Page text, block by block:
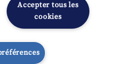
Accepter tous les
cookies